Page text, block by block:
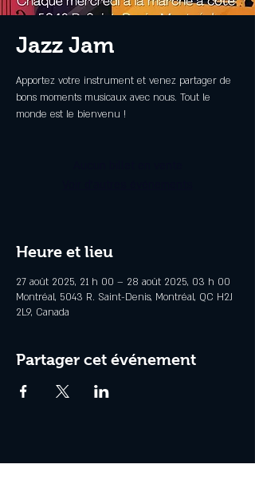
Jazz Jam
Apportez votre instrument et venez partager de
bons moments musicaux avec nous. Tout le
monde est le bienvenu !
Heure et lieu
27 août 2025, 21 h 00 – 28 août 2025, 03 h 00
Montréal, 5043 R. Saint-Denis, Montréal, QC H2J
2L9, Canada
Partager cet événement